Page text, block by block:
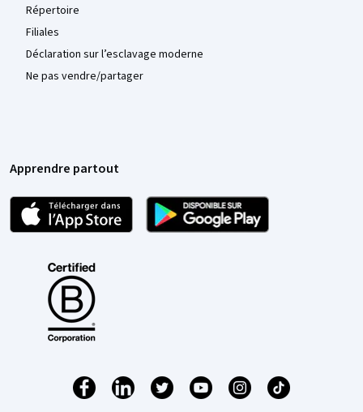
Répertoire
Filiales
Déclaration sur l’esclavage moderne
Ne pas vendre/partager
Apprendre partout